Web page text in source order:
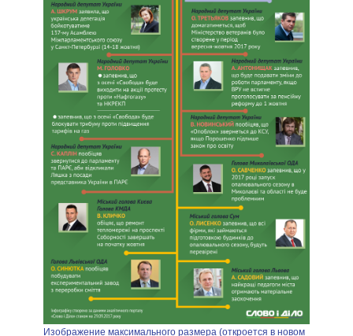
Изображение максимального размера (откроется в новом